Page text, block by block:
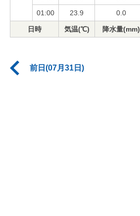
01:00 23.9 0.0
日時 気温(℃) 降水量(mm)
前日(07月31日)